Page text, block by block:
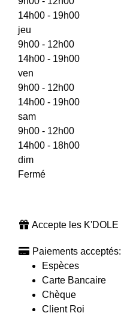
14h00 - 19h00
jeu
9h00 - 12h00
14h00 - 19h00
ven
9h00 - 12h00
14h00 - 19h00
sam
9h00 - 12h00
14h00 - 18h00
dim
Fermé
Accepte les K'DOLE
Paiements acceptés:
Espèces
Carte Bancaire
Chèque
Client Roi